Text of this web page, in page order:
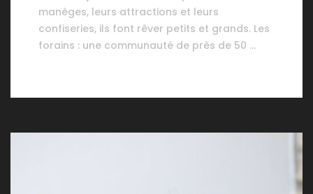
manèges, leurs attractions et leurs
confiseries, ils font rêver petits et grands. Les
forains : une communauté de près de 50 …